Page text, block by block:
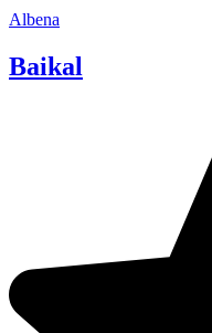
Albena
Baikal